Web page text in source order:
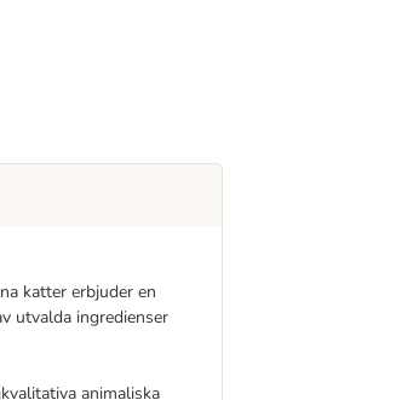
katter erbjuder en
utvalda ingredienser
animaliska